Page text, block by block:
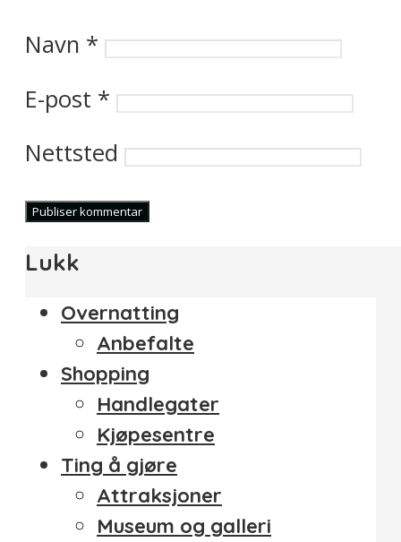
Navn *
E-post *
Nettsted
Lukk
Overnatting
Anbefalte
Shopping
Handlegater
Kjøpesentre
Ting å gjøre
Attraksjoner
Museum og galleri